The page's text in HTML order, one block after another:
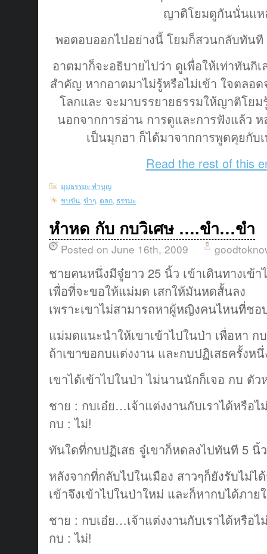
ญาติโยมดูกันนั่นแห
พอตอบออกไปอย่างนี้ โยมก็สวนกลับทันที
อาตมาก็จะอธิบายไปว่า ดูเพื่อให้เท่าทันกิ
สำคัญ หากอาตมาไม่รู้หรือไม่เข้า ใจตลอด
โลกและ จะมาบรรยายธรรมให้ญาติโย
นอกจากการอ่าน การดูและการฟังแล้ว
เป็นมุกฮา ก็ได้มาจากการพูดคุยกับ
Read the rest of this
มุมธรรมะ ทำบุญ
ขบขัน ขำๆ ตลก ธรรมะ
หำหด กับ กบวิเศษ ….ขำ…ขำ
Posted on June 16th, 2009
ชายคนหนึ่งมีจู๋ยาว 25 นิ้ว เข้าเดินทางเข้า
เพื่อที่จะขอให้แม่มด เสกให้มันหดสั้นลง
เพราะเขาไม่สามารถหาผู้หญิงคนไหนที่ชอ
แม่มดแนะนำให้เขาเข้าไปในป่า เพื่อหา กบ
ถ้าเขาขอกบแต่งงาน และกบปฏิเสธครั้งห
เขาได้เข้าไปในป่า ไม่นานนักก็เจอ กบ ตัว
ชาย : กบเอ๋ย…เจ้าแต่งงานกับเราได้หรือไ
กบ : ไม่!
ทันใดที่กบปฏิเสธ จู๋เขาก็หดลงไปทันที 5 นิ้ว
หลังจากที่กลับไปในเมือง สาวๆก็ยังรับไม่ไ
เข้าจึงเข้าไปในป่าใหม่ และก็หากบได้ภา
ชาย : กบเอ๋ย…เจ้าแต่งงานกับเราได้หรือไ
กบ : ไม่!